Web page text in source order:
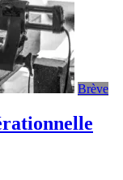
Brève